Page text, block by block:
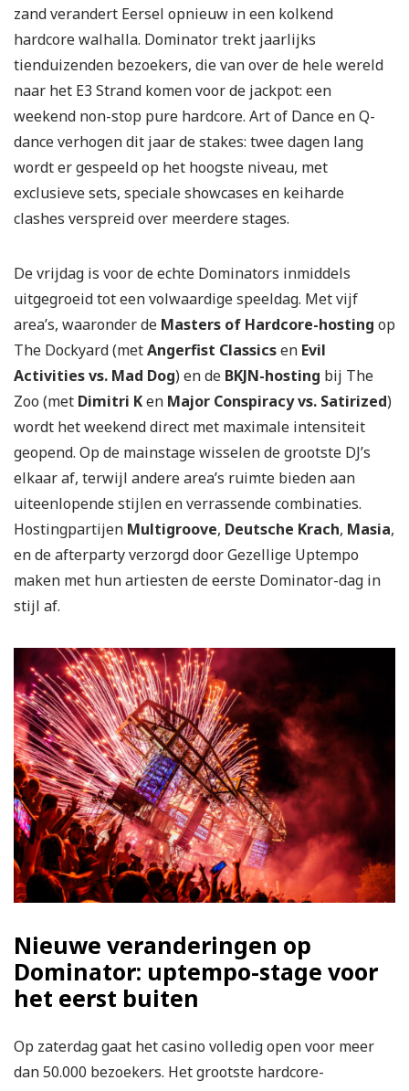
zand verandert Eersel opnieuw in een kolkend
hardcore walhalla. Dominator trekt jaarlijks
tienduizenden bezoekers, die van over de hele wereld
naar het E3 Strand komen voor de jackpot: een
weekend non-stop pure hardcore. Art of Dance en Q-
dance verhogen dit jaar de stakes: twee dagen lang
wordt er gespeeld op het hoogste niveau, met
exclusieve sets, speciale showcases en keiharde
clashes verspreid over meerdere stages.
De vrijdag is voor de echte Dominators inmiddels
uitgegroeid tot een volwaardige speeldag. Met vijf
area’s, waaronder de Masters of Hardcore-hosting op
The Dockyard (metAngerfist Classicsen Evil
Activities vs. Mad Dog) en de BKJN-hosting bij The
Zoo (met Dimitri Ken Major Conspiracy vs. Satirized)
wordt het weekend direct met maximale intensiteit
geopend. Op de mainstage wisselen de grootste DJ’s
elkaar af, terwijl andere area’s ruimte bieden aan
uiteenlopende stijlen en verrassende combinaties.
Hostingpartijen Multigroove, Deutsche Krach, Masia,
en de afterparty verzorgd door Gezellige Uptempo
maken met hun artiesten de eerste Dominator-dag in
stijl af.
Nieuwe veranderingen op
Dominator: uptempo-stage voor
het eerst buiten
Op zaterdag gaat het casino volledig open voor meer
dan 50.000 bezoekers. Het grootste hardcore-